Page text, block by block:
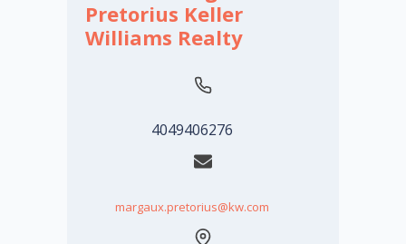
Pretorius Keller
Williams Realty
4049406276
margaux.pretorius@kw.com